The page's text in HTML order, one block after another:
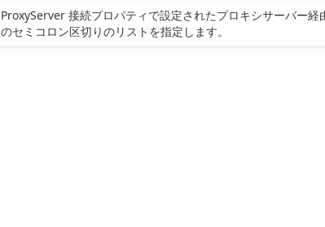
ProxyServer 接続プロパティで設定されたプロキシサーバー
のセミコロン区切りのリストを指定します。